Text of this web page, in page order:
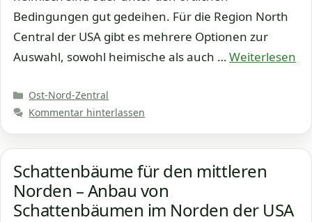
Bedingungen gut gedeihen. Für die Region North
Central der USA gibt es mehrere Optionen zur
Auswahl, sowohl heimische als auch …Weiterlesen
Kategorien
Ost-Nord-Zentral
Kommentar hinterlassen
Schattenbäume für den mittleren
Norden – Anbau von
Schattenbäumen im Norden der USA